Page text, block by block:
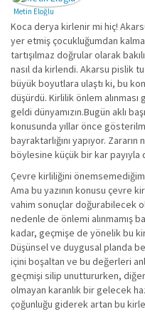
Metin Eloğlu
Koca derya kirlenir mi hiç!
yer etmiş çocukluğumdan
tartışılmaz doğrular olarak
nasıl da kirlendi. Akarsu pislik
büyük boyutlara ulaştı ki, bu
düşürdü. Kirlilik önlem
geldi dünyamızın.Bugün aklı
konusunda yıllar önce
bayraktarlığını yapıyor.
böylesine küçük bir kar
Çevre kirliliğini önemsemediğim
Ama bu yazının konusu çevre
vahim sonuçlar doğurabilecek
nedenle de önlemi alınmamış
kadar, geçmişe de yönelik bu
Düşünsel ve duygusal planda
içini boşaltan ve bu değerleri
geçmişi silip unuttururken,
olmayan karanlık bir gelecek
çoğunluğu giderek artan bu